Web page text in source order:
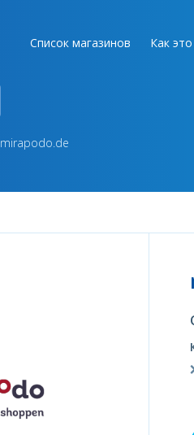
Список магазинов Как
mirapodo.de